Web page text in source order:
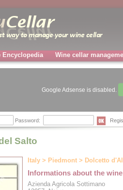
Encyclopedia Wine cellar
Google Adsense is disabled.
Password:
Salto
Italy > Piedmont > Dolcetto
Informations about the
Azienda Agricola Sottimano